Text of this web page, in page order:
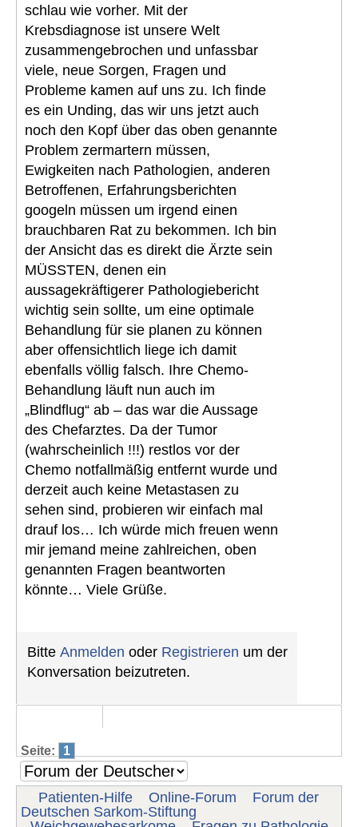
schlau wie vorher. Mit der
Krebsdiagnose ist unsere Welt
zusammengebrochen und unfassbar
viele, neue Sorgen, Fragen und
Probleme kamen auf uns zu. Ich finde
es ein Unding, das wir uns jetzt auch
noch den Kopf über das oben genannte
Problem zermartern müssen,
Ewigkeiten nach Pathologien, anderen
Betroffenen, Erfahrungsberichten
googeln müssen um irgend einen
brauchbaren Rat zu bekommen. Ich bin
der Ansicht das es direkt die Ärzte sein
MÜSSTEN, denen ein
aussagekräftigerer Pathologiebericht
wichtig sein sollte, um eine optimale
Behandlung für sie planen zu können
aber offensichtlich liege ich damit
ebenfalls völlig falsch. Ihre Chemo-
Behandlung läuft nun auch im
„Blindflug“ ab – das war die Aussage
des Chefarztes. Da der Tumor
(wahrscheinlich !!!) restlos vor der
Chemo notfallmäßig entfernt wurde und
derzeit auch keine Metastasen zu
sehen sind, probieren wir einfach mal
drauf los… Ich würde mich freuen wenn
mir jemand meine zahlreichen, oben
genannten Fragen beantworten
könnte… Viele Grüße.
Bitte Anmelden oder Registrieren um der
Konversation beizutreten.
Seite: 1
Patienten-Hilfe Online-Forum
Forum der
Deutschen Sarkom-Stiftung